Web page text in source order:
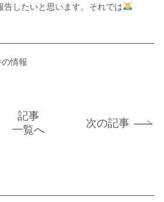
告したいと思います。それでは
情報
記事
一覧へ
次の記事